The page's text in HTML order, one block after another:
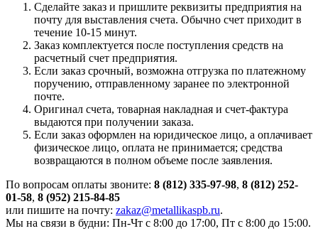
Сделайте заказ и пришлите реквизиты предприятия на
почту для выставления счета. Обычно счет приходит в
течение 10-15 минут.
Заказ комплектуется после поступления средств на
расчетный счет предприятия.
Если заказ срочный, возможна отгрузка по платежному
поручению, отправленному заранее по электронной
почте.
Оригинал счета, товарная накладная и счет-фактура
выдаются при получении заказа.
Если заказ оформлен на юридическое лицо, а оплачивает
физическое лицо, оплата не принимается; средства
возвращаются в полном объеме после заявления.
По вопросам оплаты звоните: 8 (812) 335-97-98, 8 (812) 252-
01-58, 8 (952) 215-84-85
или пишите на почту: zakaz@metallikaspb.ru.
Мы на связи в будни: Пн-Чт с 8:00 до 17:00, Пт с 8:00 до 15:00.